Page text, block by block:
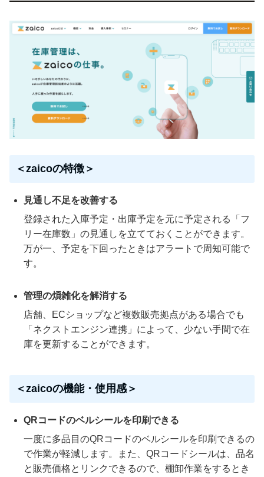
＜zaicoの特徴＞
見通し不足を改善する
登録された入庫予定・出庫予定を元に予定される「フ
リー在庫数」の見通しを立てておくことができます。
万が一、予定を下回ったときはアラートで周知可能で
す。
管理の煩雑化を解消する
店舗、ECショップなど複数販売拠点がある場合でも
「ネクストエンジン連携」によって、少ない手間で在
庫を更新することができます。
＜zaicoの機能・使用感＞
QRコードのベルシールを印刷できる
一度に多品目のQRコードのベルシールを印刷できるの
で作業が軽減します。また、QRコードシールは、品名
と販売価格とリンクできるので、棚卸作業をするとき